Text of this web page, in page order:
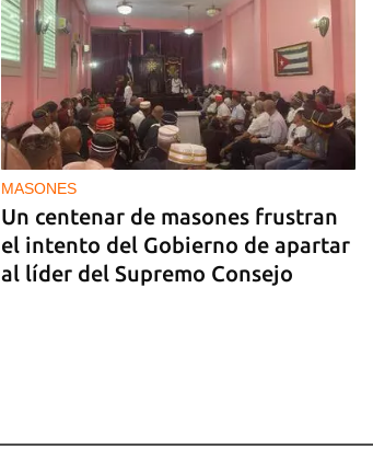
‘Sensación Azul’, de Reynerio
Tamayo
MASONES
Un centenar de masones frustran
el intento del Gobierno de apartar
al líder del Supremo Consejo